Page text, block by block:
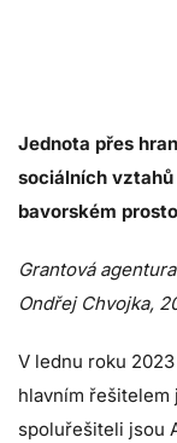
Jednota přes
sociálních
bavorském
Grantová
Ondřej Chvojka,
V lednu roku
hlavním řešitelem
spoluřešiteli jsou